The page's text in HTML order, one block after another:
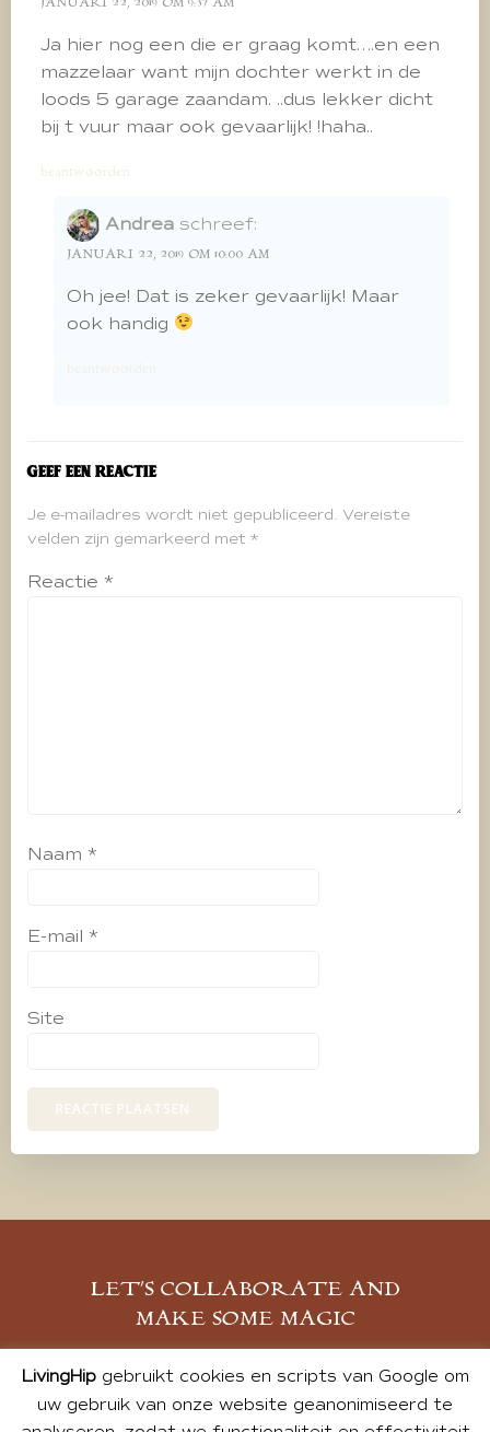
Ja hier nog een die er graag komt….en een
mazzelaar want mijn dochter werkt in de
loods 5 garage zaandam. ..dus lekker dicht
bij t vuur maar ook gevaarlijk! !haha..
beantwoorden
Andrea schreef:
JANUARI 22, 2019 OM 10:00 AM
Oh jee! Dat is zeker gevaarlijk! Maar
ook handig
beantwoorden
Geef een reactie
Je e-mailadres wordt niet gepubliceerd. Vereiste
velden zijn gemarkeerd met *
Reactie *
Naam *
E-mail *
Site
LET’S COLLABORATE AND
MAKE SOME MAGIC
MELD JE AAN
LivingHipgebruikt cookies en scripts van Google om
uw gebruik van onze website geanonimiseerd te